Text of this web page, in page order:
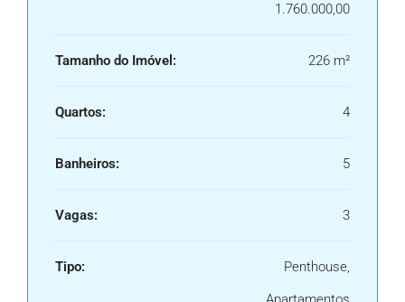
1.760.000,00
Tamanho do Imóvel: 226 m²
Quartos: 4
Banheiros: 5
Vagas: 3
Tipo:
Penthouse,